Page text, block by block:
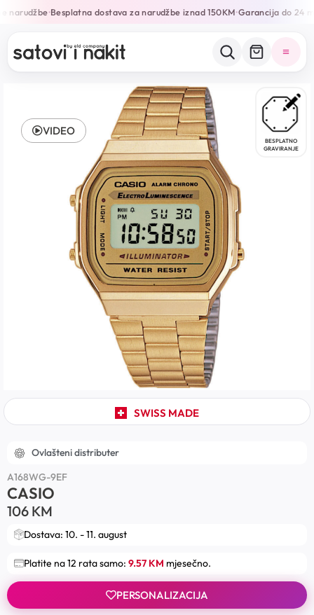
narudžbe•Besplatna dostava za narudžbe iznad 150KM•Garancija do 24
BESPLATNO
GRAVIRANJE
SWISS MADE
VIDEO
Ovlašteni distributer
A168WG-9EF
CASIO
106 KM
Dostava: 10. - 11. august
Platite na 12 rata samo: 9.57 KM mjesečno.
PERSONALIZACIJA